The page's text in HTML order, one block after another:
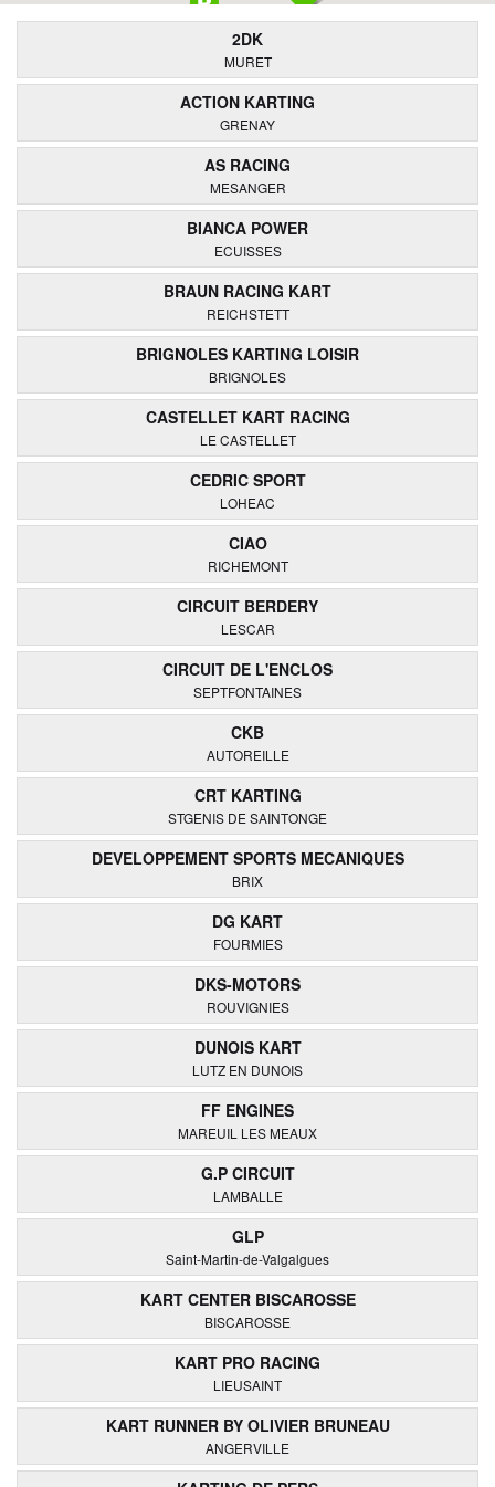
2DK
MURET
ACTION KARTING
GRENAY
AS RACING
MESANGER
BIANCA POWER
ECUISSES
BRAUN RACING KART
REICHSTETT
BRIGNOLES KARTING LOISIR
BRIGNOLES
CASTELLET KART RACING
LE CASTELLET
CEDRIC SPORT
LOHEAC
CIAO
RICHEMONT
CIRCUIT BERDERY
LESCAR
CIRCUIT DE L'ENCLOS
SEPTFONTAINES
CKB
AUTOREILLE
CRT KARTING
STGENIS DE SAINTONGE
DEVELOPPEMENT SPORTS MECANIQUES
BRIX
DG KART
FOURMIES
DKS-MOTORS
ROUVIGNIES
DUNOIS KART
LUTZ EN DUNOIS
FF ENGINES
MAREUIL LES MEAUX
G.P CIRCUIT
LAMBALLE
GLP
Saint-Martin-de-Valgalgues
KART CENTER BISCAROSSE
BISCAROSSE
KART PRO RACING
LIEUSAINT
KART RUNNER BY OLIVIER BRUNEAU
ANGERVILLE